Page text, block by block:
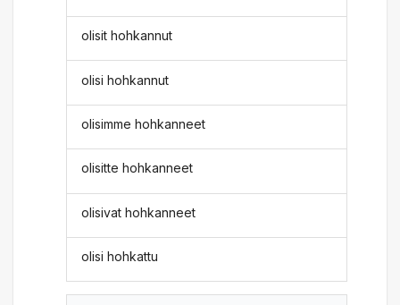
olisit hohkannut
olisi hohkannut
olisimme hohkanneet
olisitte hohkanneet
olisivat hohkanneet
olisi hohkattu